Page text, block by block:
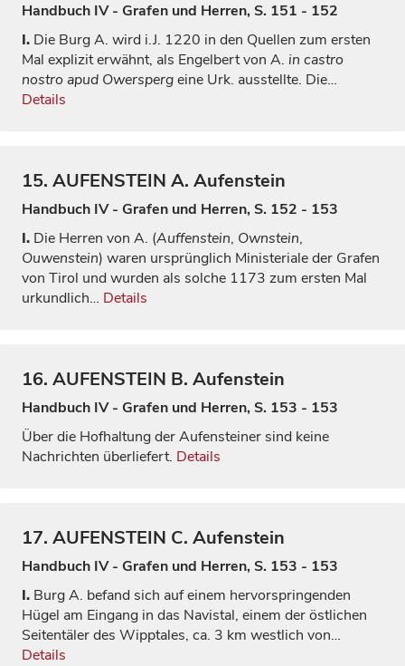
Handbuch IV - Grafen und Herren, S. 151 - 152
I. Die Burg A. wird i.J. 1220 in den Quellen zum ersten
Mal explizit erwähnt, als Engelbert von A. in castro
nostro apud Owerspergeine Urk. ausstellte. Die…
Details
15. AUFENSTEIN A. Aufenstein
Handbuch IV - Grafen und Herren, S. 152 - 153
I. Die Herren von A. (Auffenstein, Ownstein,
Ouwenstein) waren ursprünglich Ministeriale der Grafen
von Tirol und wurden als solche 1173 zum ersten Mal
urkundlich… Details
16. AUFENSTEIN B. Aufenstein
Handbuch IV - Grafen und Herren, S. 153 - 153
Über die Hofhaltung der Aufensteiner sind keine
Nachrichten überliefert. Details
17. AUFENSTEIN C. Aufenstein
Handbuch IV - Grafen und Herren, S. 153 - 153
I. Burg A. befand sich auf einem hervorspringenden
Hügel am Eingang in das Navistal, einem der östlichen
Seitentäler des Wipptales, ca. 3 km westlich von…
Details